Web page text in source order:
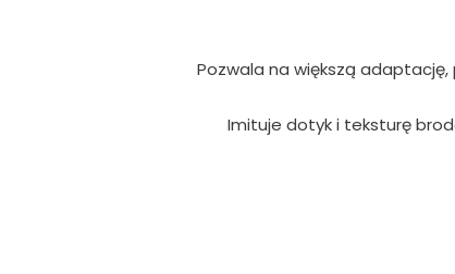
Pozwala na większą
Imituje dotyk i teksturę